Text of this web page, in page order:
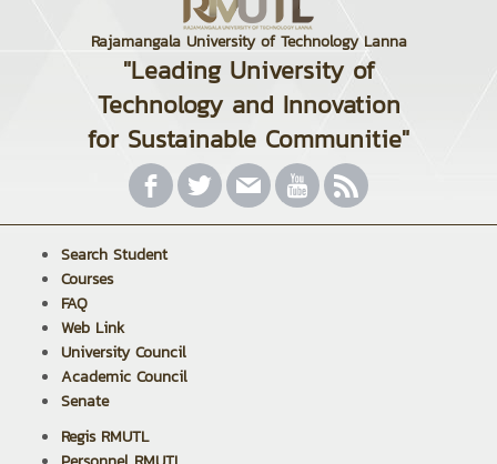
Rajamangala University of Technology Lanna
"Leading University of
Technology and Innovation
for Sustainable Communitie"
Search Student
Courses
FAQ
Web Link
University Council
Academic Council
Senate
Regis RMUTL